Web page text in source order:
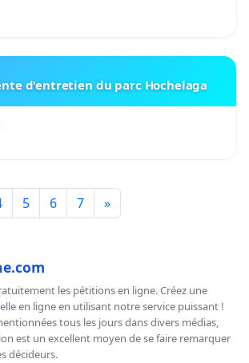
d'entretien du parc Hochelaga
5 6 7 »
les pétitions en ligne. Créez une
en ligne en utilisant notre service puissant !
tous les jours dans divers médias,
est un excellent moyen de se faire remarquer
décideurs.